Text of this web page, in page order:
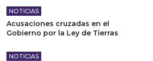
NOTICIAS
Acusaciones cruzadas en el
Gobierno por la Ley de Tierras
NOTICIAS